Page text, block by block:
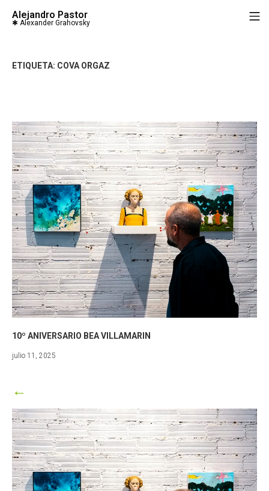
Alejandro Pastor
ETIQUETA: COVA ORGAZ
10º ANIVERSARIO BEA VILLAMARIN
julio 11, 2025
←